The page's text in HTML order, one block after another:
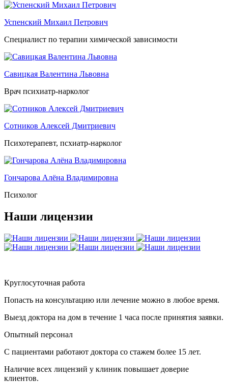
Успенский Михаил Петрович
Специалист по терапии химической зависимости
Савицкая Валентина Львовна
Врач психиатр-нарколог
Сотников Алексей Дмитриевич
Психотерапевт, псхиатр-нарколог
Гончарова Алёна Владимировна
Психолог
Наши лицензии
Круглосуточная работа
Попасть на консультацию или лечение можно в любое время.
Выезд доктора на дом в течение 1 часа после принятия заявки.
Опытный персонал
С пациентами работают доктора со стажем более 15 лет.
Наличие всех лицензий у клиник повышает доверие
клиентов.